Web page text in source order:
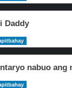
Daddy
nabuo ang